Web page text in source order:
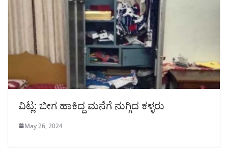
ವಿಟ್ಲ: ಬೀಗ ಹಾಕಿದ್ದ ಮನೆಗೆ ನುಗ್ಗಿದ ಕಳ್ಳರು
May 26, 2024